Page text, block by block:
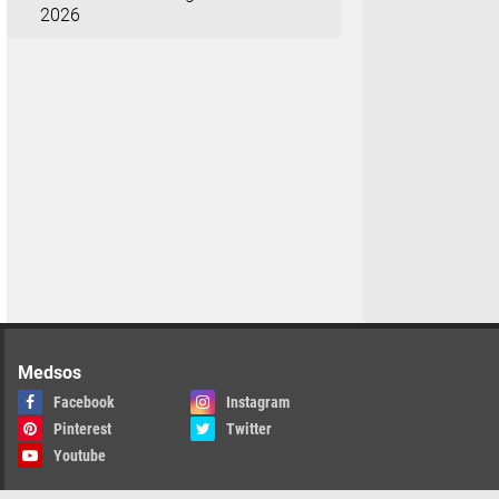
2026
Medsos
Facebook
Instagram
Pinterest
Twitter
Youtube